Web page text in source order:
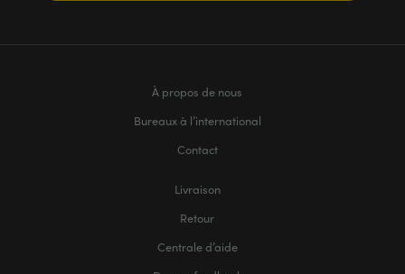
À propos de nous
Bureaux à l’international
Contact
Livraison
Retour
Centrale d’aide